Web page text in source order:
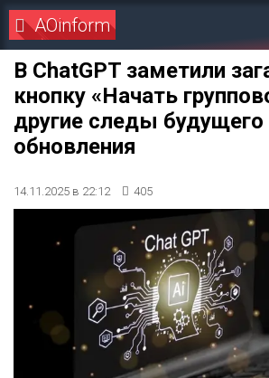
AOinform
В ChatGPT заметили
кнопку «Начать
другие следы будущего
обновления
14.11.2025 в 22:12 405